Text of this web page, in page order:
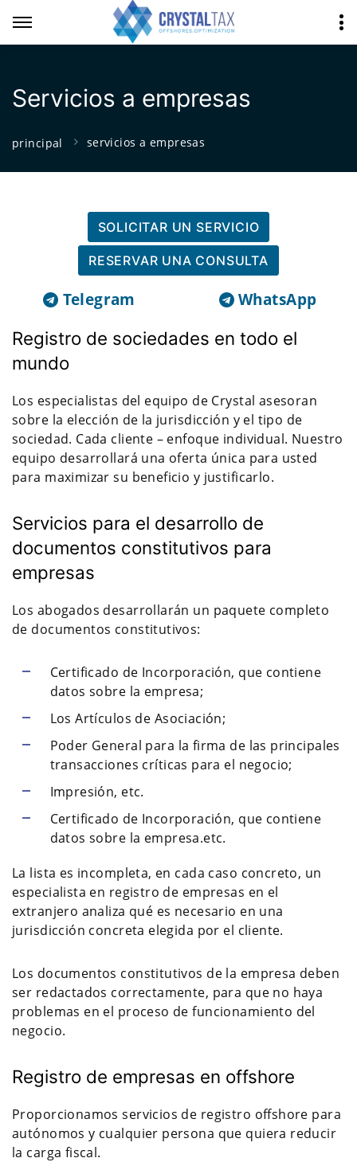
Servicios a empresas
principal servicios a empresas
SOLICITAR UN SERVICIO
RESERVAR UNA CONSULTA
Telegram WhatsApp
Registro de sociedades en todo el
mundo
Los especialistas del equipo de Crystal asesoran
sobre la elección de la jurisdicción y el tipo de
sociedad. Cada cliente – enfoque individual. Nuestro
equipo desarrollará una oferta única para usted
para maximizar su beneficio y justificarlo.
Servicios para el desarrollo de
documentos constitutivos para
empresas
Los abogados desarrollarán un paquete completo
de documentos constitutivos:
Certificado de Incorporación, que contiene
datos sobre la empresa;
Los Artículos de Asociación;
Poder General para la firma de las principales
transacciones críticas para el negocio;
Impresión, etc.
Certificado de Incorporación, que contiene
datos sobre la empresa.etc.
La lista es incompleta, en cada caso concreto, un
especialista en registro de empresas en el
extranjero analiza qué es necesario en una
jurisdicción concreta elegida por el cliente.
Los documentos constitutivos de la empresa deben
ser redactados correctamente, para que no haya
problemas en el proceso de funcionamiento del
negocio.
Registro de empresas en offshore
Proporcionamos servicios de registro offshore para
autónomos y cualquier persona que quiera reducir
la carga fiscal.